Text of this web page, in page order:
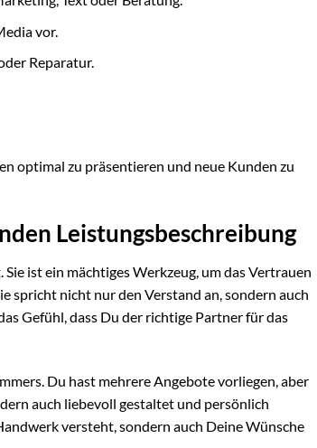
vor.
Reparatur.
optimal zu präsentieren und neue Kunden zu
Leistungsbeschreibung
ist ein mächtiges Werkzeug, um das Vertrauen
spricht nicht nur den Verstand an, sondern auch
Gefühl, dass Du der richtige Partner für das
Du hast mehrere Angebote vorliegen, aber
auch liebevoll gestaltet und persönlich
versteht, sondern auch Deine Wünsche